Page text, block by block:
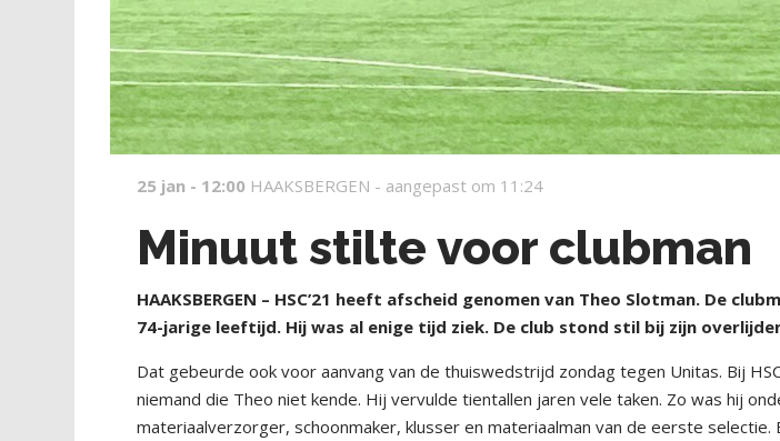
25 jan - 12:00 HAAKSBERGEN - aangepast om 11:24
Minuut stilte voor clubman
HAAKSBERGEN – HSC’21 heeft afscheid genomen van Theo Slotman. De
74-jarige leeftijd. Hij was al enige tijd ziek. De club stond stil bij zijn
Dat gebeurde ook voor aanvang van de thuiswedstrijd zondag tegen Unitas. Bij
niemand die Theo niet kende. Hij vervulde tientallen jaren vele taken. Zo was hij
materiaalverzorger, schoonmaker, klusser en materiaalman van de eerste